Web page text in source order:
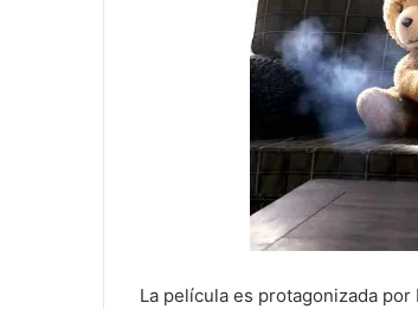
La película es protagonizada